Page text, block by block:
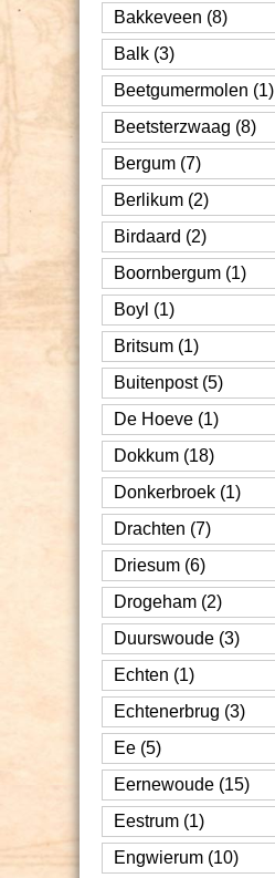
Bakkeveen (8)
Balk (3)
Beetgumermolen (1)
Beetsterzwaag (8)
Bergum (7)
Berlikum (2)
Birdaard (2)
Boornbergum (1)
Boyl (1)
Britsum (1)
Buitenpost (5)
De Hoeve (1)
Dokkum (18)
Donkerbroek (1)
Drachten (7)
Driesum (6)
Drogeham (2)
Duurswoude (3)
Echten (1)
Echtenerbrug (3)
Ee (5)
Eernewoude (15)
Eestrum (1)
Engwierum (10)